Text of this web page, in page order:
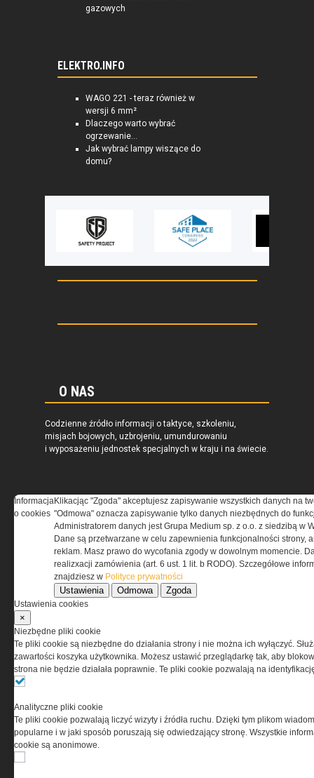
gazowych
ELEKTRO.INFO
WAGO 221 - teraz również w
wersji 6 mm²
Dlaczego warto wybrać
ogrzewanie...
Jak wybrać lampy wiszące do
domu?
O NAS
Codzienne źródło informacji o taktyce, szkoleniu,
misjach bojowych, uzbrojeniu, umundurowaniu
i wyposażeniu jednostek specjalnych w kraju i na świecie.
REGULAMIN
Regulamin określa zasady korzystania z portalu
www.special-ops.pl
Korzystanie z portalu jest równoznaczne
przez Grupa MEDIUM Spółka z ograniczoną
odpowiedzialnością Spółka komandytowa, nr KRS:
0000537655, NIP 1132860378, REGON 146393437
(zwana dalej Grupa MEDIUM) w postaci Regulaminu.
Informacja
o cookies
Klikacjąc "Zgoda" akceptujesz zapisywanie wszystkich danych na
"Odmowa" oznacza zapisywanie tylko danych niezbędnych do
Administratorem danych jest Grupa Medium sp. z o.o. z siedzibą w
Dane są przetwarzane w celu zapewnienia funkcjonalności strony,
reklam. Masz prawo do wycofania zgody w dowolnym momencie.
realizxacji zamówienia (art. 6 ust. 1 lit. b RODO). Szczegółowe
znajdziesz w Polityce prywatności
Ustawienia Odmowa Zgoda
Ustawienia cookies
×
Niezbędne pliki cookie
Te pliki cookie są niezbędne do działania strony i nie można ich wyłączyć.
zawartości koszyka użytkownika. Możesz ustawić przeglądarkę tak, aby
strona nie będzie działała poprawnie. Te pliki cookie pozwalają na
Analityczne pliki cookie
Te pliki cookie pozwalają liczyć wizyty i źródła ruchu. Dzięki tym plikom
popularne i w jaki sposób poruszają się odwiedzający stronę. Wszystkie
cookie są anonimowe.